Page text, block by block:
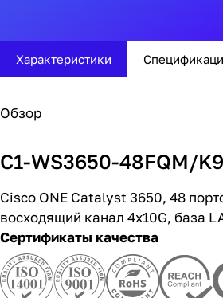
Характеристики
Обзор
C1-WS3650-48FQM/
Cisco ONE Catalyst 3650, 48
восходящий канал 4x10G, база
Сертификаты качества